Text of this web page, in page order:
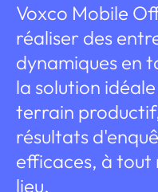
Voxco Mobile
réaliser des
dynamiques en
la solution
terrain
résultats
efficaces, à
lieu.